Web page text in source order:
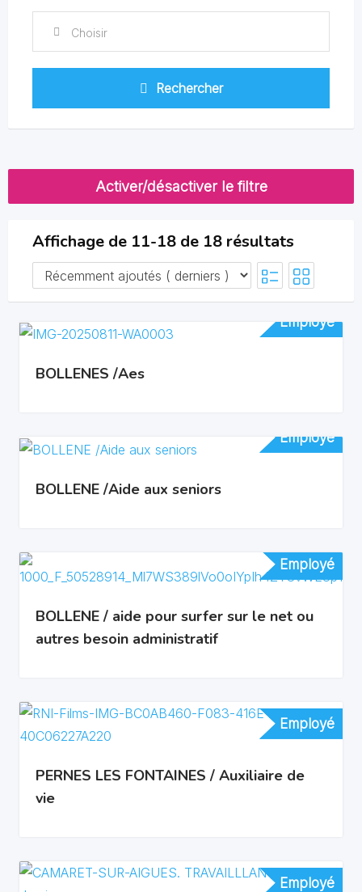
Choisir
Rechercher
Activer/désactiver le filtre
Affichage de 11-18 de 18 résultats
Employé
Employé
BOLLENES /Aes
Employé
Employé
BOLLENE /Aide aux seniors
Employé
Employé
BOLLENE / aide pour surfer sur le net ou
autres besoin administratif
Employé
Employé
PERNES LES FONTAINES / Auxiliaire de
vie
Employé
Employé